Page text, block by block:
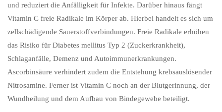
und reduziert die Anfälligkeit für Infekte. Darüber hinaus fängt
Vitamin C freie Radikale im Körper ab. Hierbei handelt es sich um
zellschädigende Sauerstoffverbindungen. Freie Radikale erhöhen
das Risiko für Diabetes mellitus Typ 2 (Zuckerkrankheit),
Schlaganfälle, Demenz und Autoimmunerkrankungen.
Ascorbinsäure verhindert zudem die Entstehung krebsauslösender
Nitrosamine. Ferner ist Vitamin C noch an der Blutgerinnung, der
Wundheilung und dem Aufbau von Bindegewebe beteiligt.